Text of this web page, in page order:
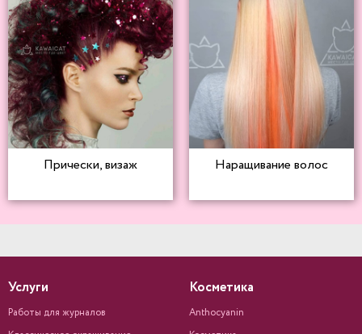
Прически, визаж Наращивание волос
Услуги
Работы для журналов
Косметика
Anthocyanin